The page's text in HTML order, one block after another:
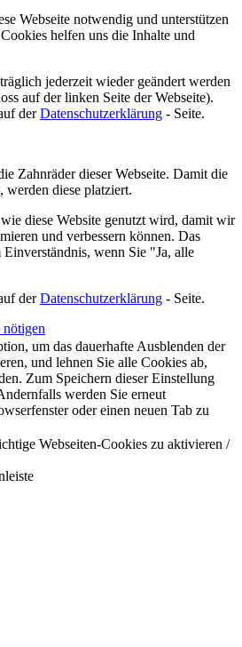
Webseite notwendig und unterstützen
helfen uns die Inhalte und
jederzeit wieder geändert werden
auf der linken Seite der Webseite).
derDatenschutzerklärung - Seite.
Zahnräder dieser Webseite. Damit die
werden diese platziert.
diese Website genutzt wird, damit wir
und verbessern können. Das
wenn Sie "Ja, alle
derDatenschutzerklärung - Seite.
um das dauerhafte Ausblenden der
und lehnen Sie alle Cookies ab,
Zum Speichern dieser Einstellung
werden Sie erneut
oder einen neuen Tab zu
Webseiten-Cookies zu aktivieren /